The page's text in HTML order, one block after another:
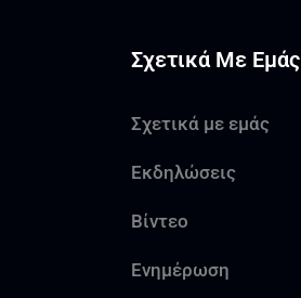
Σχετικά Με Εμάς
Σχετικά με εμάς
Εκδηλώσεις
Βίντεο
Ενημέρωση